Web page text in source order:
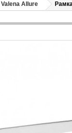
LEGRAND
Legrand Valena
Valena Allure